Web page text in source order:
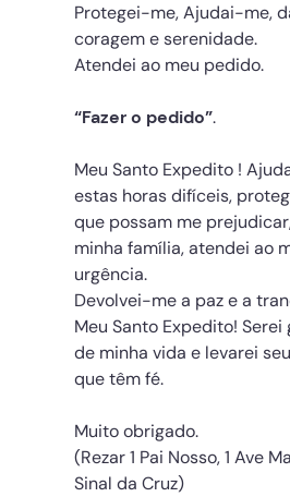
Protegei-me, Ajudai-me,
coragem e serenidade.
Atendei ao meu pedido.
“Fazer o pedido”.
Meu Santo Expedito !
estas horas difíceis,
que possam me
minha família, atendei ao
urgência.
Devolvei-me a paz e a
Meu Santo Expedito!
de minha vida e levarei
que têm fé.
Muito obrigado.
(Rezar 1 Pai Nosso, 1 Ave
Sinal da Cruz)